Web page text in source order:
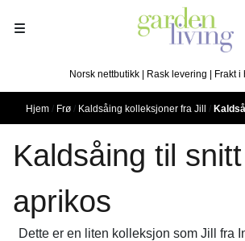
Norsk nettbutikk | Rask levering | Frakt i
Hjem / Frø / Kaldsåing kolleksjoner fra Jill /
Kaldsåing til
aprikos
Dette er en liten kolleksjon som Jill fra